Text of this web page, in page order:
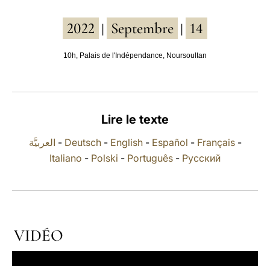
LATINE
2022 Septembre 14
10h, Palais de l'Indépendance, Noursoultan
Lire le texte
العربيَّة - Deutsch- English- Español - Français-
Italiano - Polski - Português - Русский
VIDÉO